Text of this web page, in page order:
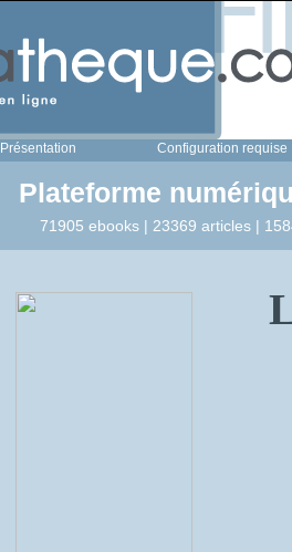
Présentation Configuration requise
Plateforme
71905 ebooks | 23369 articles |